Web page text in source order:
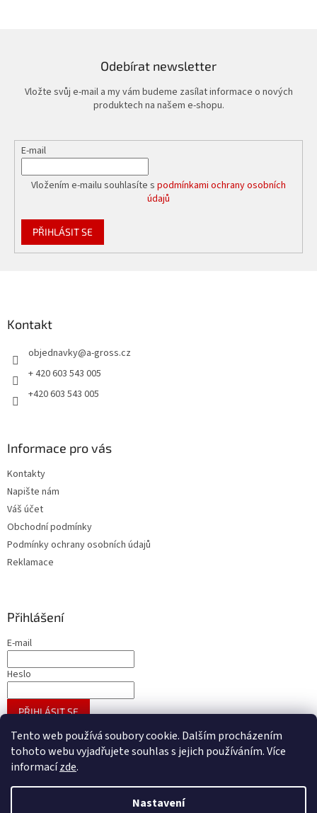
Tento web používá soubory cookie. Dalším procházením
tohoto webu vyjadřujete souhlas s jejich používáním. Více
informacízde.
Nastavení
Odebírat newsletter
Vložte svůj e-mail a my vám budeme zasílat informace o nových
produktech na našem e-shopu.
E-mail
Vložením e-mailu souhlasíte s podmínkami ochrany osobních
údajů
PŘIHLÁSIT SE
Kontakt
objednavky@a-gross.cz
+ 420 603 543 005
+420 603 543 005
Informace pro vás
Kontakty
Napište nám
Váš účet
Obchodní podmínky
Podmínky ochrany osobních údajů
Reklamace
Přihlášení
E-mail
Heslo
PŘIHLÁSIT SE
Nová registraceZapomenuté heslo